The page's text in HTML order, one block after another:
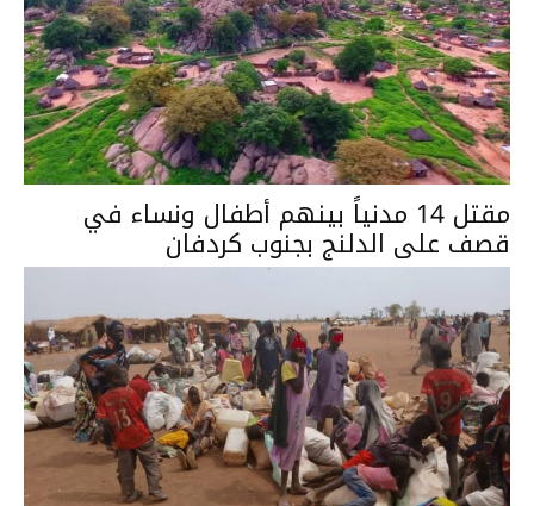
مقتل 14 مدنياً بينهم أطفال ونساء في
قصف على الدلنج بجنوب كردفان